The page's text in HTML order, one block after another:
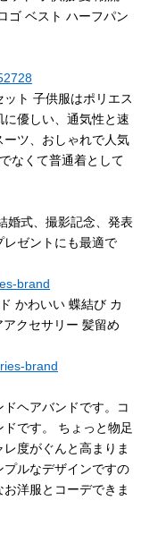
ゴ ベスト ハーフパン
ト 子供服はポリエス
優しい、通気性と速
ツ、おしゃれで人気
なくて普通着として
婚式、撮影記念、発表
ゼントにも最適で
brand
かわいい 蝶結び カ
クセサリー 髪留め
brand
ヘアバンドです。コ
です。 ちょっと物足
度がぐんと高まりま
ルなデザインですの
洋服とコーデできま